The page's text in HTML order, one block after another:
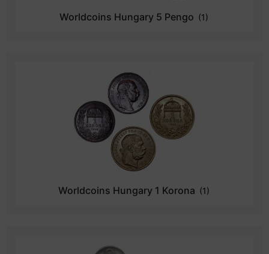
Worldcoins Hungary 5 Pengo (1)
Worldcoins Hungary 1 Korona (1)